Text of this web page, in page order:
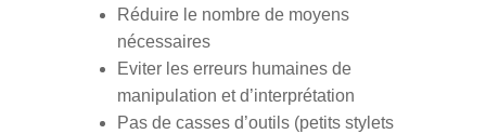
Réduire le nombre de moyens
nécessaires
Eviter les erreurs humaines de
manipulation et d’interprétation
Pas de casses d’outils (petits stylets